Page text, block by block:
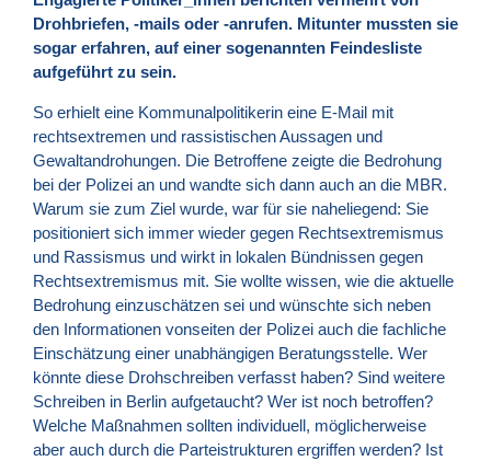
Drohbriefen, -mails oder -anrufen. Mitunter mussten sie
sogar erfahren, auf einer sogenannten Feindesliste
aufgeführt zu sein.
So erhielt eine Kommunalpolitikerin eine E-Mail mit
rechtsextremen und rassistischen Aussagen und
Gewaltandrohungen. Die Betroffene zeigte die Bedrohung
bei der Polizei an und wandte sich dann auch an die MBR.
Warum sie zum Ziel wurde, war für sie naheliegend: Sie
positioniert sich immer wieder gegen Rechtsextremismus
und Rassismus und wirkt in lokalen Bündnissen gegen
Rechtsextremismus mit. Sie wollte wissen, wie die aktuelle
Bedrohung einzuschätzen sei und wünschte sich neben
den Informationen vonseiten der Polizei auch die fachliche
Einschätzung einer unabhängigen Beratungsstelle. Wer
könnte diese Drohschreiben verfasst haben? Sind weitere
Schreiben in Berlin aufgetaucht? Wer ist noch betroffen?
Welche Maßnahmen sollten individuell, möglicherweise
aber auch durch die Parteistrukturen ergriffen werden? Ist